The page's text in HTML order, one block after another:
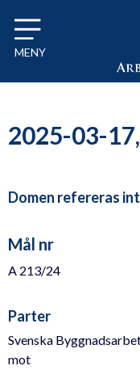
Till innehåll på sidan x
MENY
2025-03-
Domen refereras
Mål nr
A 213/24
Parter
Svenska
mot